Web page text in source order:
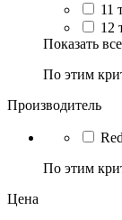
11
12
Показать
По этим
Производитель
По этим
Цена